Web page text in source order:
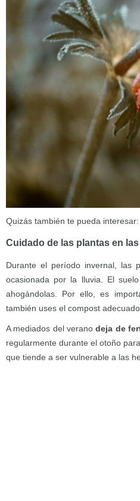
Quizás también te pueda interesar:
Cuidado de las plantas en
Durante el período invernal, las
ocasionada por la lluvia. El
ahogándolas. Por ello, es
también uses el compost
A mediados del veranodeja de
regularmente durante el otoño
que tiende a ser vulnerable a las